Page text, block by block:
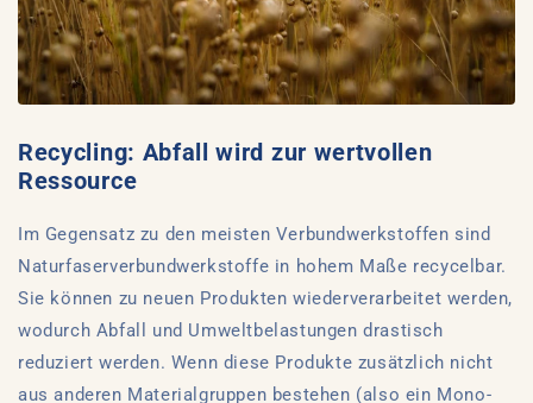
Recycling: Abfall wird zur wertvollen
Ressource
Im Gegensatz zu den meisten Verbundwerkstoffen sind
Naturfaserverbundwerkstoffe in hohem Maße recycelbar.
Sie können zu neuen Produkten wiederverarbeitet werden,
wodurch Abfall und Umweltbelastungen drastisch
reduziert werden. Wenn diese Produkte zusätzlich nicht
aus anderen Materialgruppen bestehen (also ein Mono-